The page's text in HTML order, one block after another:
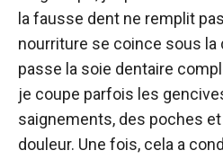
la fausse dent ne remplit
nourriture se coince sous la
passe la soie dentaire
je coupe parfois les
saignements, des poches
douleur. Une fois, cela a